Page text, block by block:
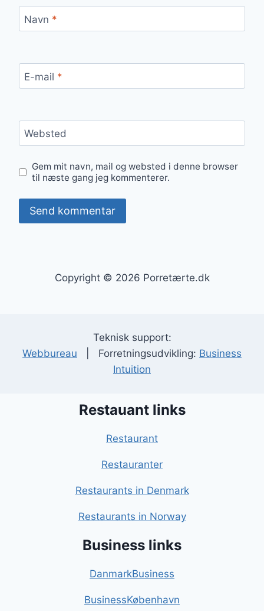
Navn *
E-mail *
Websted
Gem mit navn, mail og websted i denne browser
til næste gang jeg kommenterer.
Copyright © 2026 Porretærte.dk
Teknisk support:
Webbureau | Forretningsudvikling: Business
Intuition
Restauant links
Restaurant
Restauranter
Restaurants in Denmark
Restaurants in Norway
Business links
DanmarkBusiness
BusinessKøbenhavn